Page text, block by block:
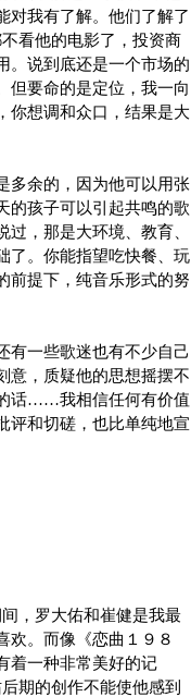
对我有了解。他们了解了
看他的电影了，投资商
。说到底还是一个市场的
但要命的是定位，我一向
你想调和众口，结果是大
余的，因为他可以用张
的孩子可以引起共鸣的歌
，那是大环境、教育、
了。你能指望吃快餐、玩
前提下，纯音乐形式的努
一些歌迷也有不少自己
意，质疑他的思想摇摆不
话……我相信任何有价值
评和切磋，也比单纯地宣
，罗大佑和崔健是我最
欢。而像《恋曲１９８
着一种非常美好的记
期的创作不能使他感到